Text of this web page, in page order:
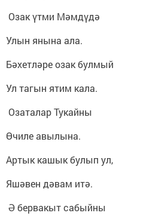
Озак үтми Мәмдүдә
Улын янына ала.
Бәхетләре озак булмый
Ул тагын ятим кала.
Озаталар Тукайны
Өчиле авылына.
Артык кашык булып ул,
Яшәвен дәвам итә.
Ә бервакыт сабыйны